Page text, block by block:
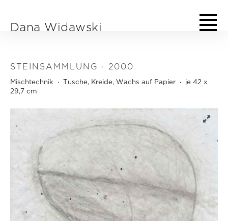
Dana Widawski
STEINSAMMLUNG · 2000
Mischtechnik · Tusche, Kreide, Wachs auf Papier · je 42 x
29,7 cm